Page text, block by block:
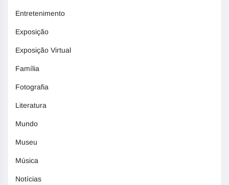
Entretenimento
Exposição
Exposição Virtual
Família
Fotografia
Literatura
Mundo
Museu
Música
Notícias